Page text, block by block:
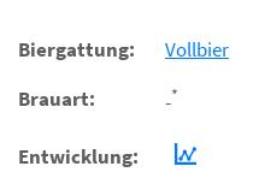
Biergattung:
Vollbier
Brauart:
-*
Entwicklung: